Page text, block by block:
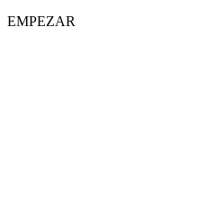
EMPEZAR